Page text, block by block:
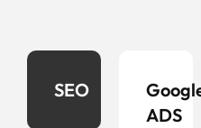
SEO
ADS